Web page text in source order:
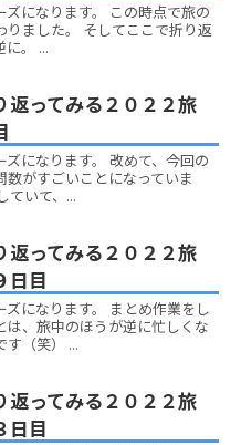
になります。 この時点で旅の
りました。 そしてここで折り返
に。 ...
返ってみる２０２２旅
になります。 改めて、今回の
数がすごいことになっていま
ていて、...
返ってみる２０２２旅
日目
になります。 まとめ作業をし
は、旅中のほうが逆に忙しくな
す（笑） ...
返ってみる２０２２旅
日目